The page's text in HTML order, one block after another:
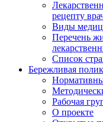
рецепту
Виды
Перечень
Список
Бережливая
Рабочая
О проекте